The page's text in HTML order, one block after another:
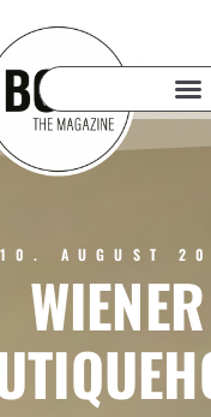
10. AUGUST
WIENER